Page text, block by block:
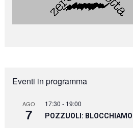
Eventi in programma
AGO
7
17:30 - 19:00
POZZUOLI: